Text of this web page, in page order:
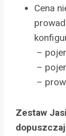
Cena
–
–
–
Zestaw